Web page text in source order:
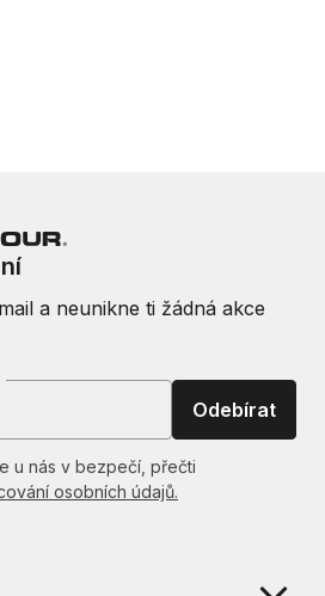
a neunikne ti žádná akce
Odebírat
u nás v bezpečí, přečti
osobních údajů.